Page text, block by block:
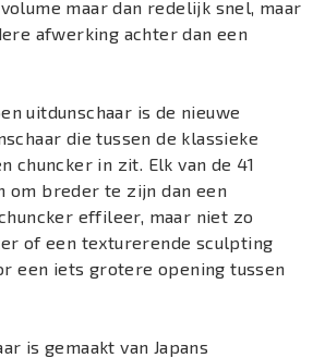
maar dan redelijk snel, maar
afwerking achter dan een
uitdunschaar is de nieuwe
die tussen de klassieke
chuncker in zit. Elk van de 41
om breder te zijn dan een
effileer, maar niet zo
of een texturerende sculpting
een iets grotere opening tussen
is gemaakt van Japans